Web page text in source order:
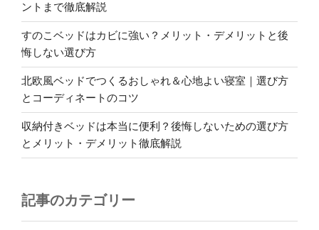
ントまで徹底解説
すのこベッドはカビに強い？メリット・デメリットと後
悔しない選び方
北欧風ベッドでつくるおしゃれ＆心地よい寝室｜選び方
とコーディネートのコツ
収納付きベッドは本当に便利？後悔しないための選び方
とメリット・デメリット徹底解説
記事のカテゴリー